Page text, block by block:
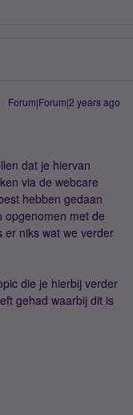
Forum|Forum|2 years ago
dat je hiervan
via de webcare
hebben gedaan
opgenomen met de
er niks wat we verder
die je hierbij verder
gehad waarbij dit is